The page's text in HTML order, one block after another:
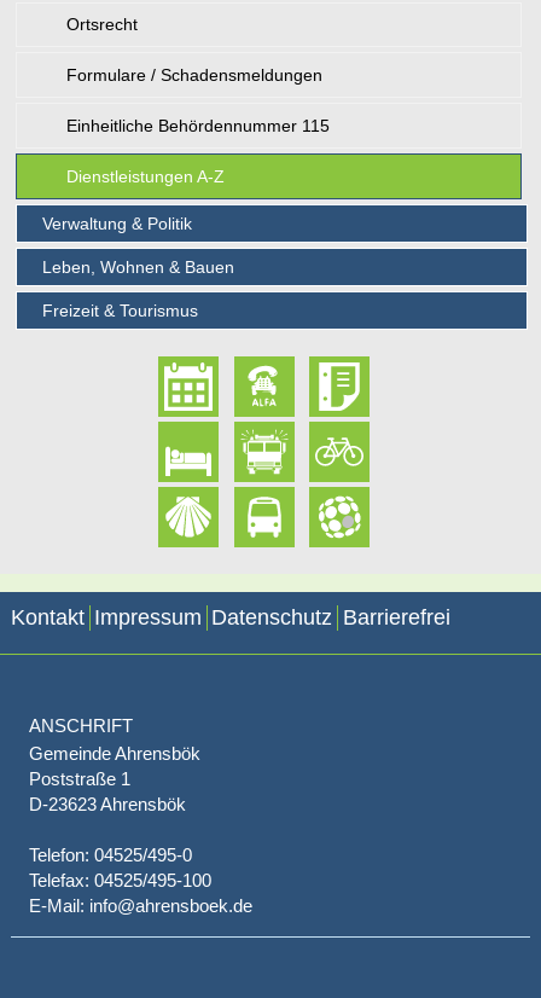
Ortsrecht
Formulare / Schadensmeldungen
Einheitliche Behördennummer 115
Dienstleistungen A-Z
Verwaltung & Politik
Leben, Wohnen & Bauen
Freizeit & Tourismus
Kontakt Impressum Datenschutz Barrierefrei
ANSCHRIFT
Gemeinde Ahrensbök
Poststraße 1
D-23623 Ahrensbök
Telefon: 04525/495-0
Telefax: 04525/495-100
E-Mail: info@ahrensboek.de